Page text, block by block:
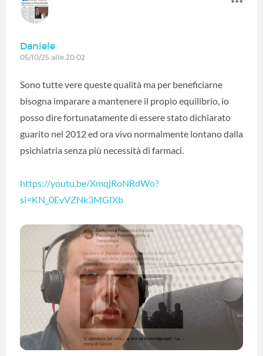
Daniele
05/10/25 alle 20:02
Sono tutte vere queste qualità ma per beneficiarne
bisogna imparare a mantenere il propio equilibrio, io
posso dire fortunatamente di essere stato dichiarato
guarito nel 2012 ed ora vivo normalmente lontano dalla
psichiatria senza più necessità di farmaci.
https://youtu.be/XmqjRoNRdWo?
si=KN_0EvVZNk3MGIXb